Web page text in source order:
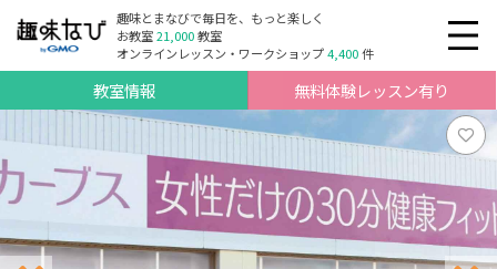
趣味とまなびで毎日を、もっと楽しく
お教室21,000教室
オンラインレッスン・ワークショップ4,400件
教室情報 無料体験レッスン有り